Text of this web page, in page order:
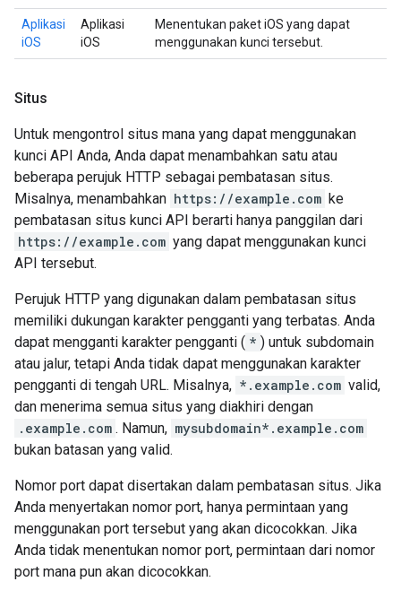
Aplikasi
iOS
Aplikasi
iOS
Menentukan paket iOS yang dapat
menggunakan kunci tersebut.
Situs
Untuk mengontrol situs mana yang dapat menggunakan
kunci API Anda, Anda dapat menambahkan satu atau
beberapa perujuk HTTP sebagai pembatasan situs.
Misalnya, menambahkan https://example.com ke
pembatasan situs kunci API berarti hanya panggilan dari
https://example.com yang dapat menggunakan kunci
API tersebut.
Perujuk HTTP yang digunakan dalam pembatasan situs
memiliki dukungan karakter pengganti yang terbatas. Anda
dapat mengganti karakter pengganti ( * ) untuk subdomain
atau jalur, tetapi Anda tidak dapat menggunakan karakter
pengganti di tengah URL. Misalnya, *.example.com valid,
dan menerima semua situs yang diakhiri dengan
.example.com . Namun, mysubdomain*.example.com
bukan batasan yang valid.
Nomor port dapat disertakan dalam pembatasan situs. Jika
Anda menyertakan nomor port, hanya permintaan yang
menggunakan port tersebut yang akan dicocokkan. Jika
Anda tidak menentukan nomor port, permintaan dari nomor
port mana pun akan dicocokkan.